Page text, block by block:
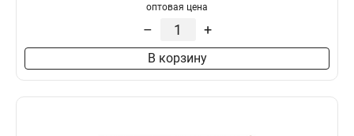
оптовая цена
– +
В корзину